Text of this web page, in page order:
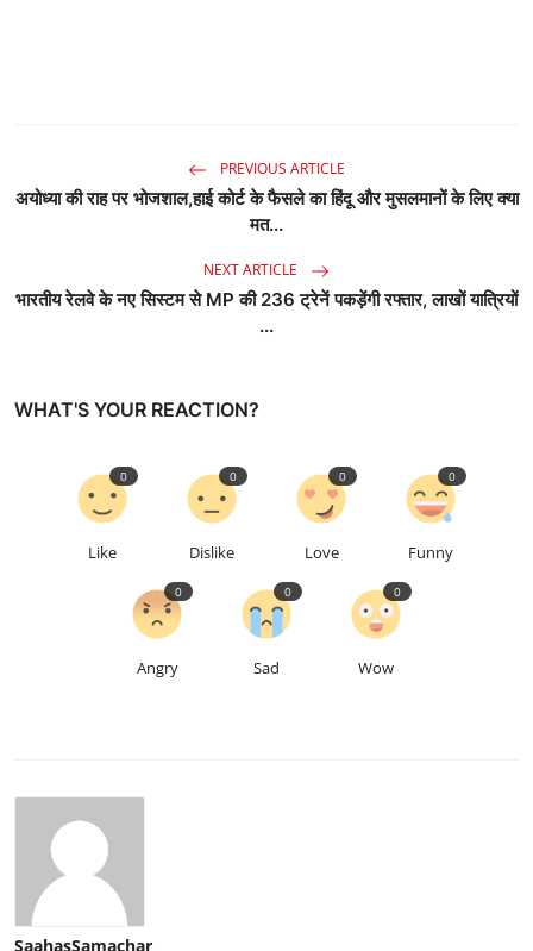
PREVIOUS ARTICLE
अयोध्या की राह पर भोजशाल,हाई कोर्ट के फैसले का हिंदू और मुसलमानों के लिए क्या
मत...
NEXT ARTICLE
भारतीय रेलवे के नए सिस्टम से MP की 236 ट्रेनें पकड़ेंगी रफ्तार, लाखों यात्रियों
...
WHAT'S YOUR REACTION?
Like
0
Dislike
0
Love
0
Funny
0
Angry
0
Sad
0
Wow
0
SaahasSamachar